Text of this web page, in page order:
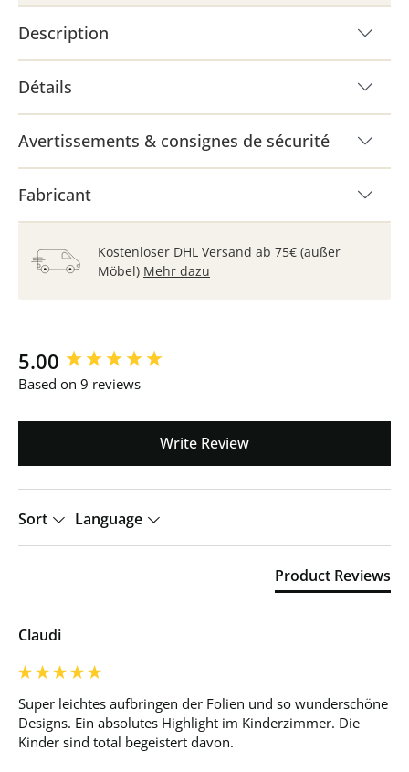
Description
Détails
Avertissements & consignes de sécurité
Fabricant
Kostenloser DHL Versand ab 75€ (außer
Möbel) Mehr dazu
5.00
Based on 9 reviews
Write Review
Sort Language
Product Reviews
Claudi
Super leichtes aufbringen der Folien und so wunderschöne
Designs. Ein absolutes Highlight im Kinderzimmer. Die
Kinder sind total begeistert davon.
New content loaded